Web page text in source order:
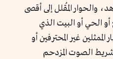
والحوار المُقلل إلى أقصى
الحي أو البيت الذي
غير المحترفين أو
الصوت المزدحم